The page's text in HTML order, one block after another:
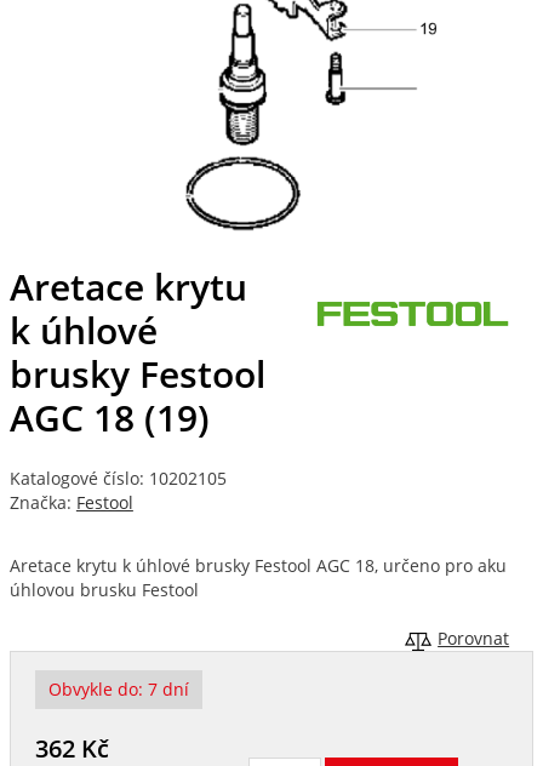
Aretace krytu
k úhlové
brusky Festool
AGC 18 (19)
Katalogové číslo: 10202105
Značka: Festool
Aretace krytu k úhlové brusky Festool AGC 18, určeno pro aku
úhlovou brusku Festool
Porovnat
Obvykle do: 7 dní
362Kč